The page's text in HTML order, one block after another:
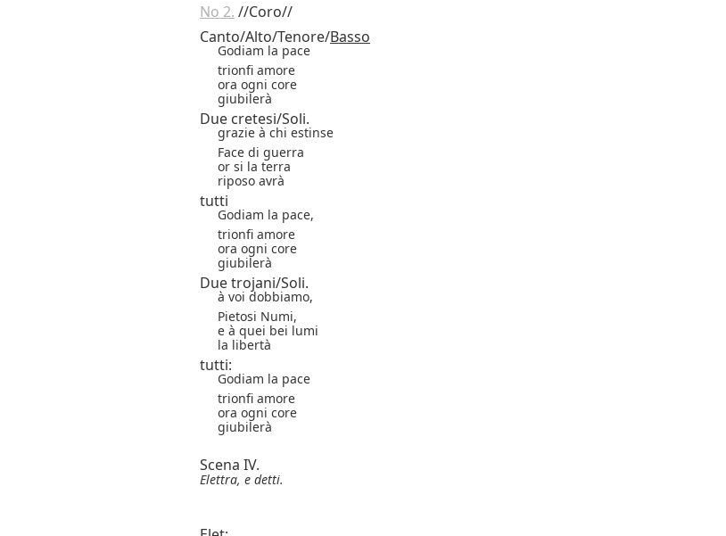
No 2. //Coro//
Canto/Alto/Tenore/Basso
Godiam la pace
trionfi amore
ora ogni core
giubilerà
Due cretesi/Soli.
grazie à chi estinse
Face di guerra
or si la terra
riposo avrà
tutti
Godiam la pace,
trionfi amore
ora ogni core
giubilerà
Due trojani/Soli.
à voi dobbiamo,
Pietosi Numi,
e à quei bei lumi
la libertà
tutti:
Godiam la pace
trionfi amore
ora ogni core
giubilerà
Scena IV.
Elettra, e detti.